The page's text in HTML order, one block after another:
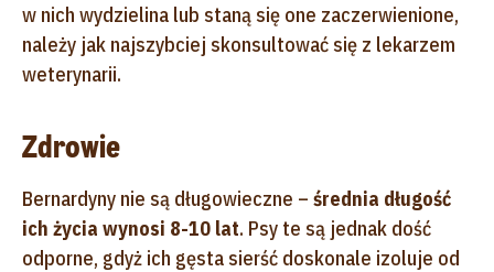
w nich wydzielina lub staną się one zaczerwienione,
należy jak najszybciej skonsultować się z lekarzem
weterynarii.
Zdrowie
Bernardyny nie są długowieczne – średnia długość
ich życia wynosi 8-10 lat. Psy te są jednak dość
odporne, gdyż ich gęsta sierść doskonale izoluje od